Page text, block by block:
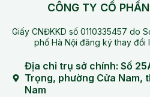
CÔNG TY CỔ
Giấy CNĐKKD số 0110335457 do
phố Hà Nội đăng ký thay đổi
Địa chỉ trụ sở chính: Số
Trọng, phường Cửa Nam,
Nam